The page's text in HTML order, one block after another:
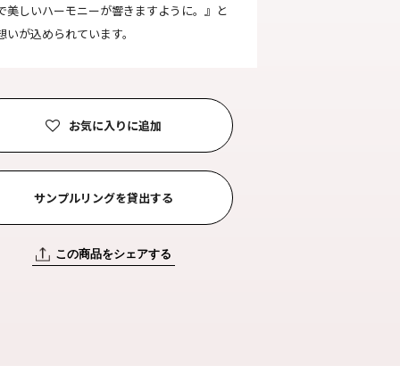
美しいハーモニーが響きますように。』と
いが込められています。
お気に入りに追加
サンプルリングを貸出する
この商品をシェアする